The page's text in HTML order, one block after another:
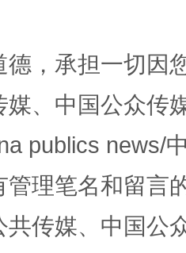
塑工作
德，承担一切因
媒、中国公众传
publics news/
管理笔名和留言
共传媒、中国公